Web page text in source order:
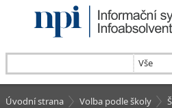
Úvodní strana Volba podle školy